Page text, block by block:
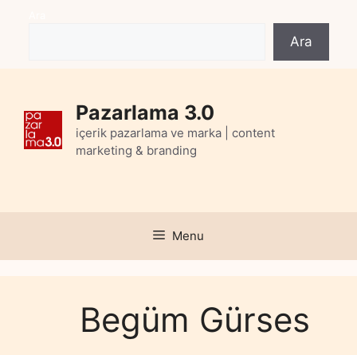
Ara
Pazarlama 3.0
içerik pazarlama ve marka | content
marketing & branding
Menu
Begüm Gürses